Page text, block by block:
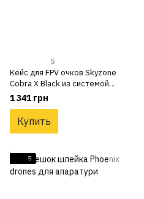
5
Кейс для FPV очков Skyzone
Cobra X Black из системой
MOLLE
1 341 грн
Купить
5